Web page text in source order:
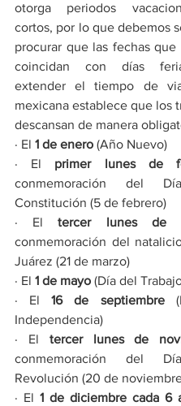
otorga periodos
cortos, por lo que debemos
procurar que las fechas que
coincidan con días
extender el tiempo de
mexicana establece que los
descansan de manera
· El 1 de enero (Año Nuevo)
·
El primer lunes de
conmemoración del
Constitución (5 de febrero)
·
El tercer lunes de
conmemoración del
Juárez (21 de marzo)
· El 1 de mayo (Día del
·
El 16 de septiembre
Independencia)
·
El tercer lunes de
conmemoración del
Revolución (20 de
· El 1 de diciembre cada 6